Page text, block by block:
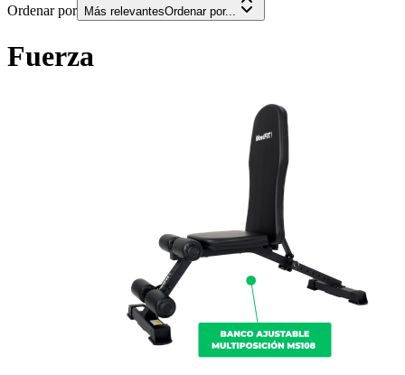
Ordenar por Más relevantesOrdenar por...
Fuerza